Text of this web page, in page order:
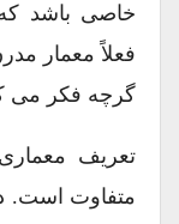
خاصی باشد که
فعلاً معمار
گرچه فکر می
تعریف معماری
متفاوت است. در